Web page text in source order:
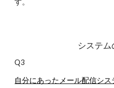
す。
システ
Q3
自分にあったメール配信シ